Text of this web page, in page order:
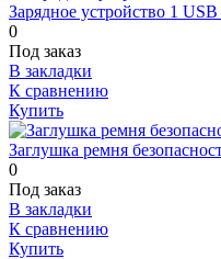
Зарядное устройство 1
0
Под заказ
В закладки
К сравнению
Купить
Заглушка ремня
0
Под заказ
В закладки
К сравнению
Купить